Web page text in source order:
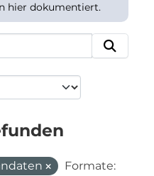
hier dokumentiert.
Formate: